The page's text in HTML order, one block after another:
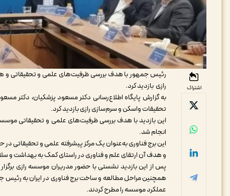
اشتراک
رئیس جمهور با هدف بررسی ظرفیت‌های علمی و تحقیقاتی و
رازی بازدید کرد.
به گزارش پایگاه اطلاع‌رسانی دکتر مسعود پزشکیان، دکتر
تحقیقات واسکن و سرم‌سازی رازی بازدید کرد.
این بازدید با هدف بررسی ظرفیت‌های علمی و تحقیقاتی
انجام شد.
این برج فناوری به‌عنوان یک مرکز پیشرفته علمی و تحقیقاتی
و هدف آن ارتقای علم و فناوری در راستای کمک به بهداشت و
پس از این بازدید نشستی با حضور مدریران موسسه رازی
همچنین مراحل مطالعه و ساخت برج فناوری در ایران به رئیس
عملکرد موسسه را مطرح کردند.